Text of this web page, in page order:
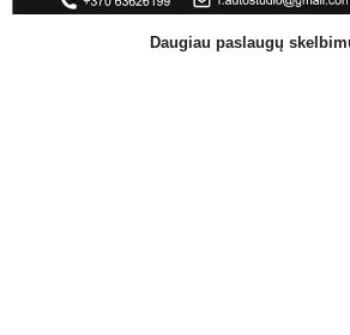
Daugiau paslaugų